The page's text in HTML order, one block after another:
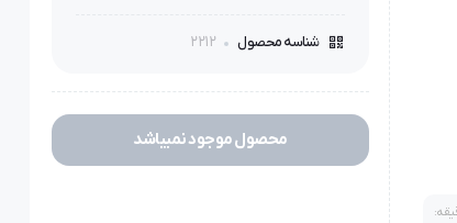
شناسه محصول 2212
محصول موجود نمیباشد